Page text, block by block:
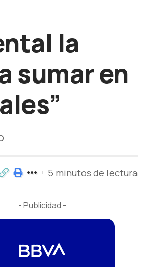
la
sumar en
5 minutos de lectura
- Publicidad -